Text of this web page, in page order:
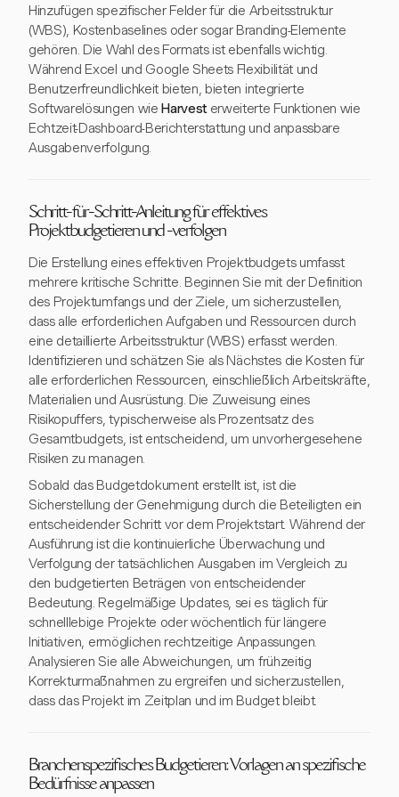
Hinzufügen spezifischer Felder für die Arbeitsstruktur
(WBS), Kostenbaselines oder sogar Branding-Elemente
gehören. Die Wahl des Formats ist ebenfalls wichtig.
Während Excel und Google Sheets Flexibilität und
Benutzerfreundlichkeit bieten, bieten integrierte
Softwarelösungen wieHarvesterweiterte Funktionen wie
Echtzeit-Dashboard-Berichterstattung und anpassbare
Ausgabenverfolgung.
Schritt-für-Schritt-Anleitung für effektives
Projektbudgetieren und -verfolgen
Die Erstellung eines effektiven Projektbudgets umfasst
mehrere kritische Schritte. Beginnen Sie mit der Definition
des Projektumfangs und der Ziele, um sicherzustellen,
dass alle erforderlichen Aufgaben und Ressourcen durch
eine detaillierte Arbeitsstruktur (WBS) erfasst werden.
Identifizieren und schätzen Sie als Nächstes die Kosten für
alle erforderlichen Ressourcen, einschließlich Arbeitskräfte,
Materialien und Ausrüstung. Die Zuweisung eines
Risikopuffers, typischerweise als Prozentsatz des
Gesamtbudgets, ist entscheidend, um unvorhergesehene
Risiken zu managen.
Sobald das Budgetdokument erstellt ist, ist die
Sicherstellung der Genehmigung durch die Beteiligten ein
entscheidender Schritt vor dem Projektstart. Während der
Ausführung ist die kontinuierliche Überwachung und
Verfolgung der tatsächlichen Ausgaben im Vergleich zu
den budgetierten Beträgen von entscheidender
Bedeutung. Regelmäßige Updates, sei es täglich für
schnelllebige Projekte oder wöchentlich für längere
Initiativen, ermöglichen rechtzeitige Anpassungen.
Analysieren Sie alle Abweichungen, um frühzeitig
Korrekturmaßnahmen zu ergreifen und sicherzustellen,
dass das Projekt im Zeitplan und im Budget bleibt.
Branchenspezifisches Budgetieren: Vorlagen an spezifische
Bedürfnisse anpassen